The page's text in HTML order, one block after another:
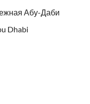
Абу-Даби
Dhabi